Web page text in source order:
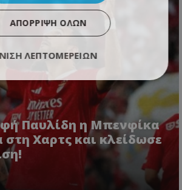
Παυλίδη η Μπενφίκα
στη Χαρτς και κλείδωσε
ΑΠΌΡΡΙΨΗ ΌΛΩΝ
ΛΕΠΤΟΜΕΡΕΙΏΝ